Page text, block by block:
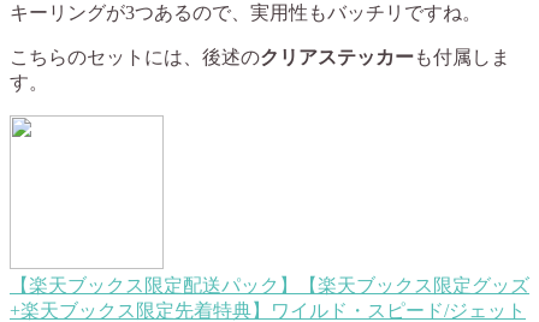
キーリングが3つあるので、実用性もバッチリですね。
こちらのセットには、後述のクリアステッカーも付属しま
す。
【楽天ブックス限定配送パック】【楽天ブックス限定グッズ
+楽天ブックス限定先着特典】ワイルド・スピード/ジェット